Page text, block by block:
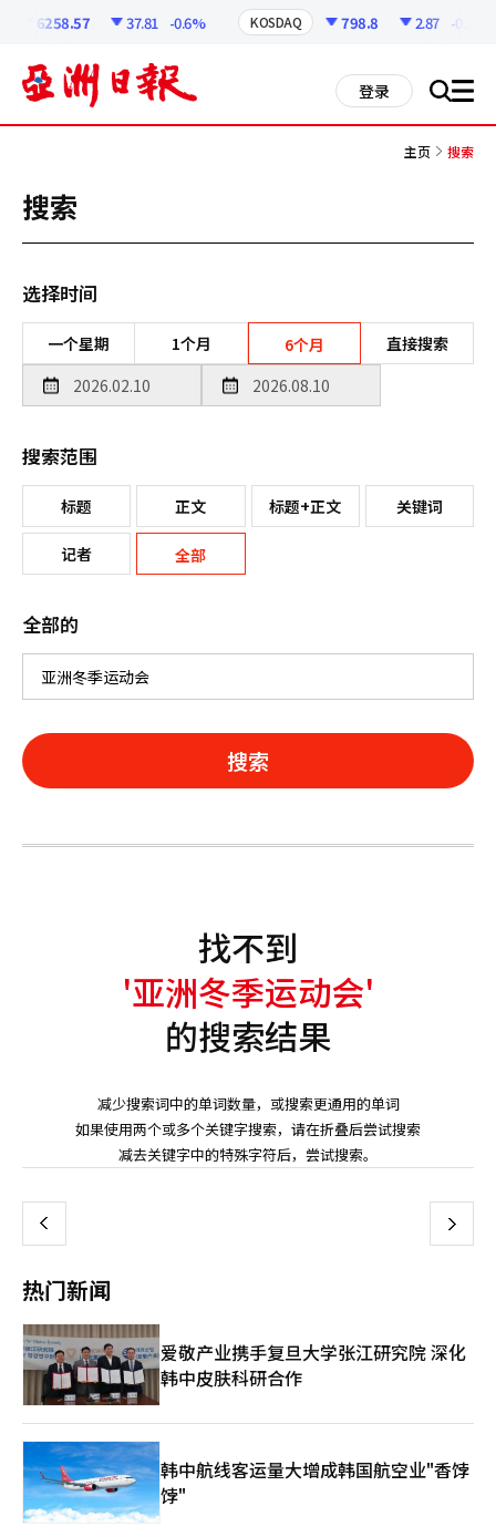
6258.57 37.81 -0.6% KOSDAQ 798.8 2.87 -0.36%
登录 搜 all
主页 搜索
搜索
选择时间
一个星期 1个月 6个月 直接搜索
搜索范围
标题 正文 标题+正文 关键词
记者 全部
全部的
搜索
找不到
'亚洲冬季运动会'
的搜索结果
减少搜索词中的单词数量，或搜索更通用的单词
如果使用两个或多个关键字搜索，请在折叠后尝试搜索
减去关键字中的特殊字符后，尝试搜索。
上 下
热门新闻
爱敬产业携手复旦大学张江研究院 深化
韩中皮肤科研合作
韩中航线客运量大增成韩国航空业"香饽
饽"